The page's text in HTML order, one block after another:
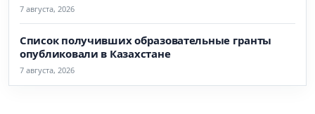
7 августа, 2026
Список получивших образовательные гранты
опубликовали в Казахстане
7 августа, 2026